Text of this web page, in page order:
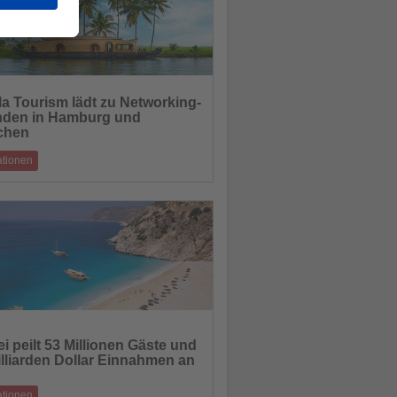
Tourism lädt zu Networking-
in Hamburg und
für den deutschspra
peilt 53 Millionen Gäste und
Dollar Einnahmen an